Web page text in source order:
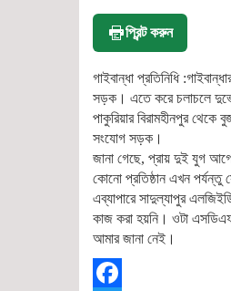
প্রিন্ট করুন
গাইবান্ধা প্রতিনিধি
সড়ক। এতে করে চলাচলে
পাকুরিয়ার বিরামহীনপুর থেকে
সংযোগ সড়ক।
জানা গেছে, প্রায় দুই যুগ
কোনো প্রতিষ্ঠান এখন পর্যন্তু
এব্যাপারে সাদুল্যাপুর
কাজ করা হয়নি। ওটা এসডিএফ
আমার জানা নেই।